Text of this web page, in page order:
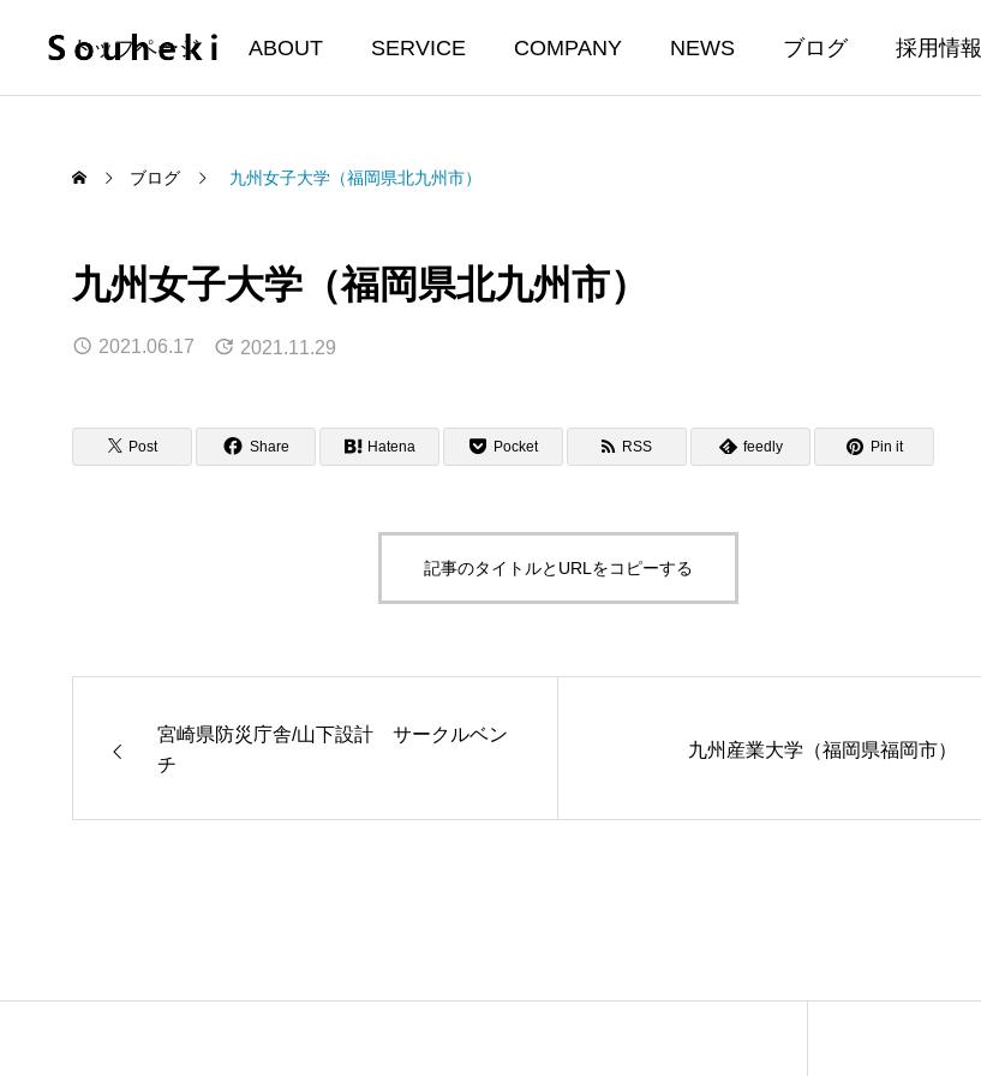
トップページ ABOUT SERVICE COMPANY NEWS ブログ 採用情報
ブログ 九州女子大学（福岡県北九州市）
九州女子大学（福岡県北九州市）
2021.06.17 2021.11.29
Post Share Hatena Pocket RSS feedly Pin it
記事のタイトルとURLをコピーする
宮崎県防災庁舎/山下設計 サークルベン
チ
九州産業大学（福岡県福岡市）